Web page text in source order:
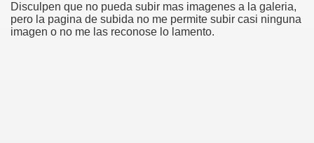
Disculpen que no pueda subir mas imagenes a la galeria,
pero la pagina de subida no me permite subir casi ninguna
imagen o no me las reconose lo lamento.